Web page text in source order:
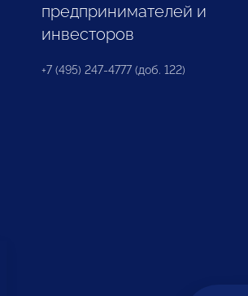
предпринимателей и
инвесторов
+7 (495) 247-4777 (доб. 122)